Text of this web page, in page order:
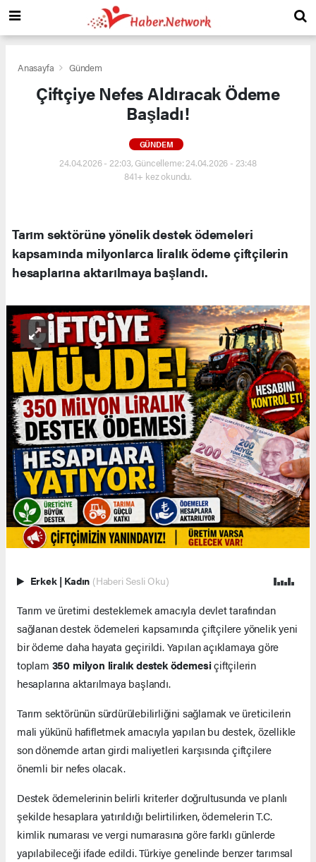
Anasayfa Gündem
Çiftçiye Nefes Aldıracak Ödeme
Başladı!
GÜNDEM
24.04.2026 - 22:03, Güncelleme: 24.04.2026 - 23:48
841+ kez okundu.
Tarım sektörüne yönelik destek ödemeleri
kapsamında milyonlarca liralık ödeme çiftçilerin
hesaplarına aktarılmaya başlandı.
Erkek | Kadın (Haberi Sesli Oku)
Tarım ve üretimi desteklemek amacıyla devlet tarafından
sağlanan destek ödemeleri kapsamında çiftçilere yönelik yeni
bir ödeme daha hayata geçirildi. Yapılan açıklamaya göre
toplam 350 milyon liralık destek ödemesiçiftçilerin
hesaplarına aktarılmaya başlandı.
Tarım sektörünün sürdürülebilirliğini sağlamak ve üreticilerin
mali yükünü hafifletmek amacıyla yapılan bu destek, özellikle
son dönemde artan girdi maliyetleri karşısında çiftçilere
önemli bir nefes olacak.
Destek ödemelerinin belirli kriterler doğrultusunda ve planlı
şekilde hesaplara yatırıldığı belirtilirken, ödemelerin T.C.
kimlik numarası ve vergi numarasına göre farklı günlerde
yapılabileceği ifade edildi. Türkiye genelinde benzer tarımsal